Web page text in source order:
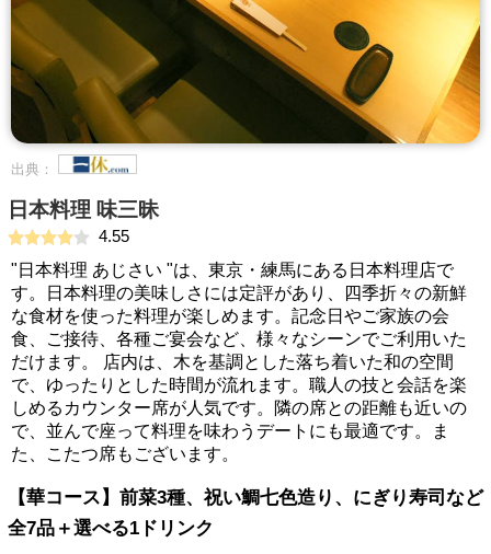
出典：
日本料理 味三昧
4.55
"日本料理 あじさい "は、東京・練馬にある日本料理店で
す。日本料理の美味しさには定評があり、四季折々の新鮮
な食材を使った料理が楽しめます。記念日やご家族の会
食、ご接待、各種ご宴会など、様々なシーンでご利用いた
だけます。 店内は、木を基調とした落ち着いた和の空間
で、ゆったりとした時間が流れます。職人の技と会話を楽
しめるカウンター席が人気です。隣の席との距離も近いの
で、並んで座って料理を味わうデートにも最適です。ま
た、こたつ席もございます。
【華コース】前菜3種、祝い鯛七色造り、にぎり寿司など
全7品＋選べる1ドリンク